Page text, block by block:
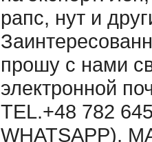
рапс, нут и
прошу с нами
электронной
TEL.+48 782
WHATSAPP),